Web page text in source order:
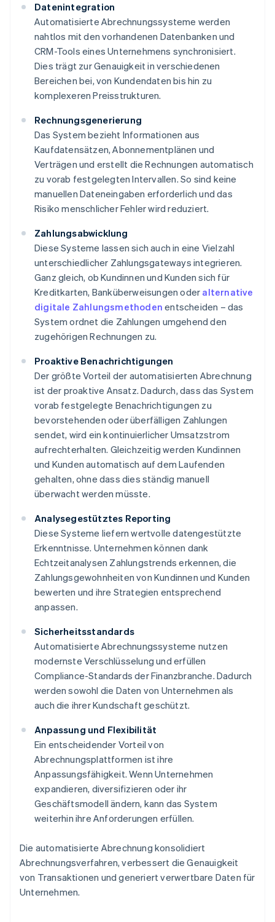
Datenintegration
Automatisierte Abrechnungssysteme werden
nahtlos mit den vorhandenen Datenbanken und
CRM-Tools eines Unternehmens synchronisiert.
Dies trägt zur Genauigkeit in verschiedenen
Bereichen bei, von Kundendaten bis hin zu
komplexeren Preisstrukturen.
Rechnungsgenerierung
Das System bezieht Informationen aus
Kaufdatensätzen, Abonnementplänen und
Verträgen und erstellt die Rechnungen automatisch
zu vorab festgelegten Intervallen. So sind keine
manuellen Dateneingaben erforderlich und das
Risiko menschlicher Fehler wird reduziert.
Zahlungsabwicklung
Diese Systeme lassen sich auch in eine Vielzahl
unterschiedlicher Zahlungsgateways integrieren.
Ganz gleich, ob Kundinnen und Kunden sich für
Kreditkarten, Banküberweisungen oder alternative
digitale Zahlungsmethoden entscheiden – das
System ordnet die Zahlungen umgehend den
zugehörigen Rechnungen zu.
Proaktive Benachrichtigungen
Der größte Vorteil der automatisierten Abrechnung
ist der proaktive Ansatz. Dadurch, dass das System
vorab festgelegte Benachrichtigungen zu
bevorstehenden oder überfälligen Zahlungen
sendet, wird ein kontinuierlicher Umsatzstrom
aufrechterhalten. Gleichzeitig werden Kundinnen
und Kunden automatisch auf dem Laufenden
gehalten, ohne dass dies ständig manuell
überwacht werden müsste.
Analysegestütztes Reporting
Diese Systeme liefern wertvolle datengestützte
Erkenntnisse. Unternehmen können dank
Echtzeitanalysen Zahlungstrends erkennen, die
Zahlungsgewohnheiten von Kundinnen und Kunden
bewerten und ihre Strategien entsprechend
anpassen.
Sicherheitsstandards
Automatisierte Abrechnungssysteme nutzen
modernste Verschlüsselung und erfüllen
Compliance-Standards der Finanzbranche. Dadurch
werden sowohl die Daten von Unternehmen als
auch die ihrer Kundschaft geschützt.
Anpassung und Flexibilität
Ein entscheidender Vorteil von
Abrechnungsplattformen ist ihre
Anpassungsfähigkeit. Wenn Unternehmen
expandieren, diversifizieren oder ihr
Geschäftsmodell ändern, kann das System
weiterhin ihre Anforderungen erfüllen.
Die automatisierte Abrechnung konsolidiert
Abrechnungsverfahren, verbessert die Genauigkeit
von Transaktionen und generiert verwertbare Daten für
Unternehmen.